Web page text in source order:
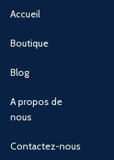
Accueil
Boutique
Blog
A propos de
nous
Contactez-nous